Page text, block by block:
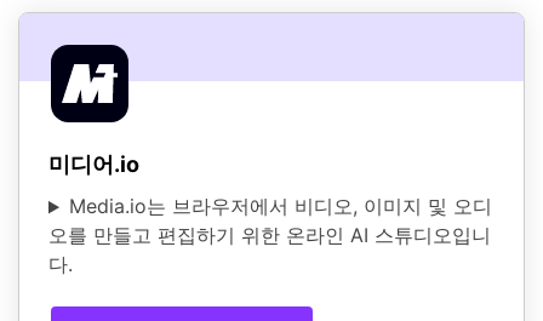
미디어.io
Media.io는 브라우저에서 비디오, 이미지 및 오디
오를 만들고 편집하기 위한 온라인 AI 스튜디오입니
다.